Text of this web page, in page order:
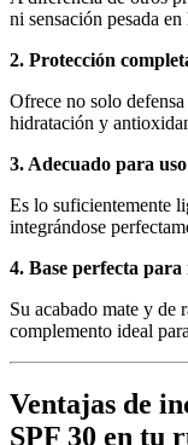
ni sensación pesada en
2. Protección
Ofrece no solo
hidratación y
3. Adecuado para
Es lo suficientemente
integrándose
4. Base perfecta
Su acabado mate y de
complemento ideal
Ventajas de
SPF 30 en tu